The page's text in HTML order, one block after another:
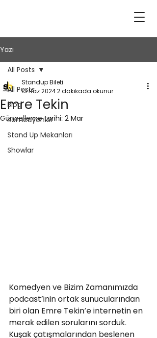
Yazı
All Posts
Blog
Komedyenler
Stand Up Mekanları
Showlar
All Posts
Emre Tekin
Standup Bileti
13 Haz 20242 dakikada okunur
Güncelleme tarihi: 2 Mar
Komedyen ve Bizim Zamanımızda
podcast’inin ortak sunucularından
biri olan Emre Tekin’e internetin en
merak edilen sorularını sorduk.
Kuşak çatışmalarından beslenen